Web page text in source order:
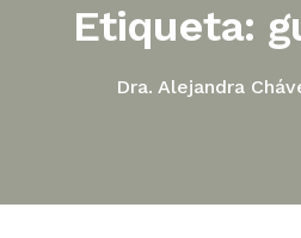
Etiqueta:
Dra. Alejandra